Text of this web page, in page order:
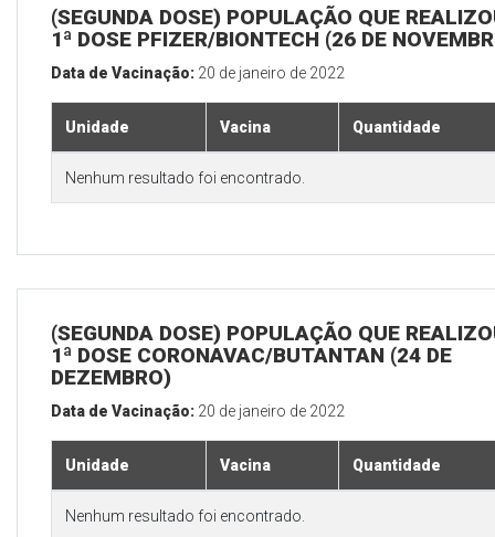
(SEGUNDA DOSE) POPULAÇÃO QUE
1ª DOSE PFIZER/BIONTECH (26 DE
Data de Vacinação: 20 de janeiro de 2022
Unidade Vacina Quantidade
Nenhum resultado foi encontrado.
(SEGUNDA DOSE) POPULAÇÃO QUE
1ª DOSE CORONAVAC/BUTANTAN (24 DE
DEZEMBRO)
Data de Vacinação: 20 de janeiro de 2022
Unidade Vacina Quantidade
Nenhum resultado foi encontrado.